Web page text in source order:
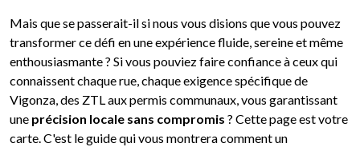
Mais que se passerait-il si nous vous disions que vous pouvez
transformer ce défi en une expérience fluide, sereine et même
enthousiasmante ? Si vous pouviez faire confiance à ceux qui
connaissent chaque rue, chaque exigence spécifique de
Vigonza, des ZTL aux permis communaux, vous garantissant
une précision locale sans compromis ? Cette page est votre
carte. C'est le guide qui vous montrera comment un